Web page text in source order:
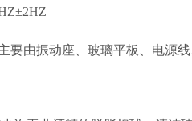
要由振动座、玻璃平板、电源